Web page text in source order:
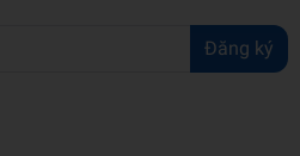
Đăng ký